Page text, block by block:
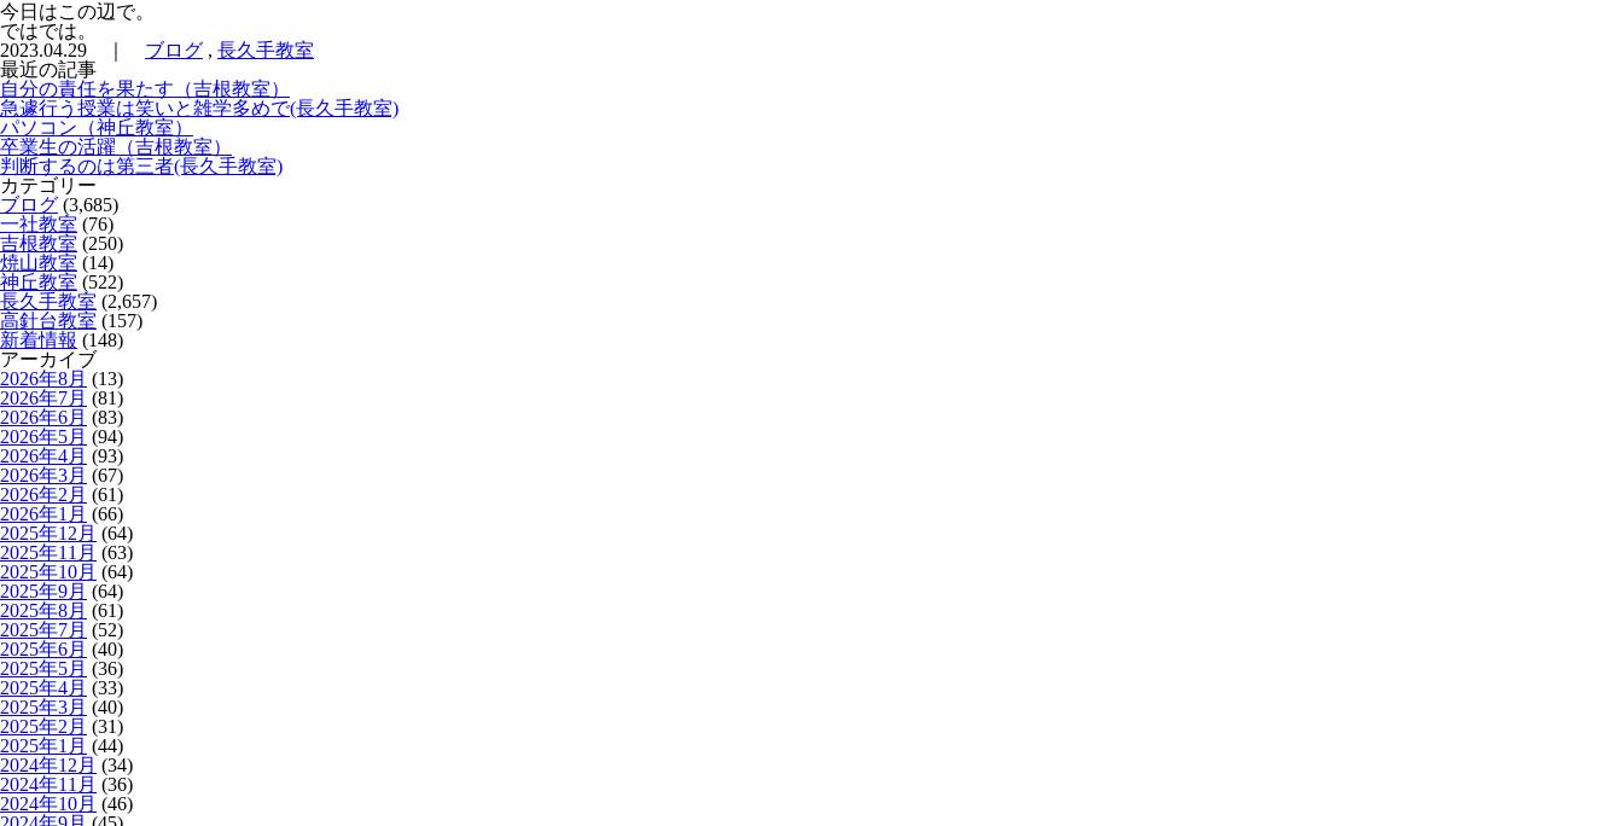
今日はこの辺で。
ではでは。
2023.04.29 ｜ ブログ , 長久手教室
最近の記事
自分の責任を果たす（吉根教室）
急遽行う授業は笑いと雑学多めで(長久手教室)
パソコン（神丘教室）
卒業生の活躍（吉根教室）
判断するのは第三者(長久手教室)
カテゴリー
ブログ (3,685)
一社教室 (76)
吉根教室 (250)
焼山教室 (14)
神丘教室 (522)
長久手教室 (2,657)
高針台教室 (157)
新着情報 (148)
アーカイブ
2026年8月 (13)
2026年7月 (81)
2026年6月 (83)
2026年5月 (94)
2026年4月 (93)
2026年3月 (67)
2026年2月 (61)
2026年1月 (66)
2025年12月 (64)
2025年11月 (63)
2025年10月 (64)
2025年9月 (64)
2025年8月 (61)
2025年7月 (52)
2025年6月 (40)
2025年5月 (36)
2025年4月 (33)
2025年3月 (40)
2025年2月 (31)
2025年1月 (44)
2024年12月 (34)
2024年11月 (36)
2024年10月 (46)